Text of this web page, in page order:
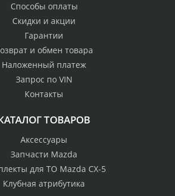
Способы оплаты
Скидки и акции
Гарантии
и обмен товара
Наложенный платеж
Запрос по VIN
Контакты
ТОВАРОВ
Аксессуары
Запчасти Mazda
для ТО Mazda CX-5
Клубная атрибутика